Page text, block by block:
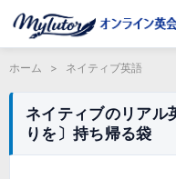
ホーム > ネイティブ英語
ネイティブのリア
りを〕持ち帰る袋